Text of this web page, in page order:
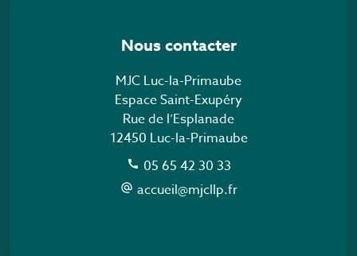
Nous contacter
MJC Luc-la-Primaube
Espace Saint-Exupéry
Rue de l’Esplanade
12450 Luc-la-Primaube
call 05 65 42 30 33
alternate_email accueil@mjcllp.fr